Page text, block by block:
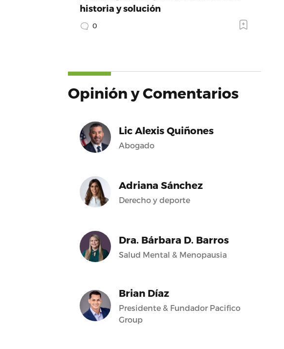
historia y solución
0
Opinión y Comentarios
Lic Alexis Quiñones
Abogado
Adriana Sánchez
Derecho y deporte
Dra. Bárbara D. Barros
Salud Mental & Menopausia
Brian Díaz
Presidente & Fundador Pacifico
Group